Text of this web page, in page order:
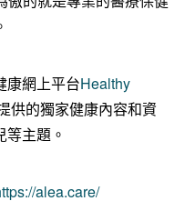
康網上平台Healthy
供的獨家健康內容和資
主題。
alea.care/